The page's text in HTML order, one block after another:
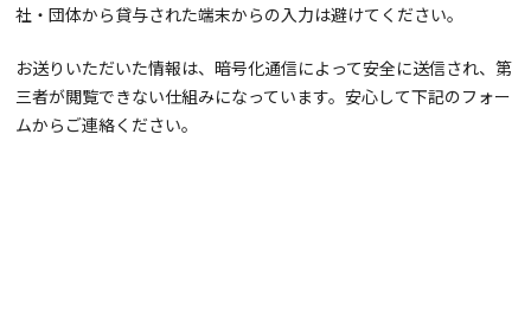
社・団体から貸与された端末からの入力は避けてください。
お送りいただいた情報は、暗号化通信によって安全に送信され、第
三者が閲覧できない仕組みになっています。安心して下記のフォー
ムからご連絡ください。